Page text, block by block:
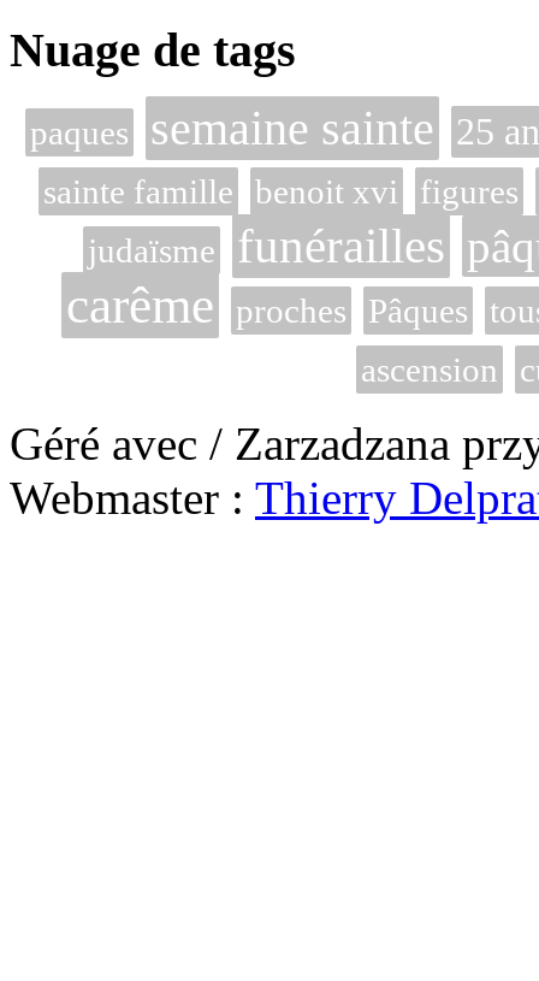
Nuage de tags
paques semaine sainte 25
sainte famille benoit xvi
figures
judaïsme
funérailles
carême proches Pâques
ascension
Géré avec / Zarzadzana
Webmaster : Thierry